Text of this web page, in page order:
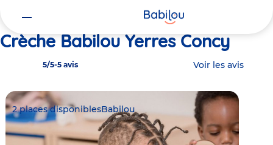
Crèche Babilou Yerres Concy
5/5-5 avis Voir les avis
2 places disponiblesBabilou